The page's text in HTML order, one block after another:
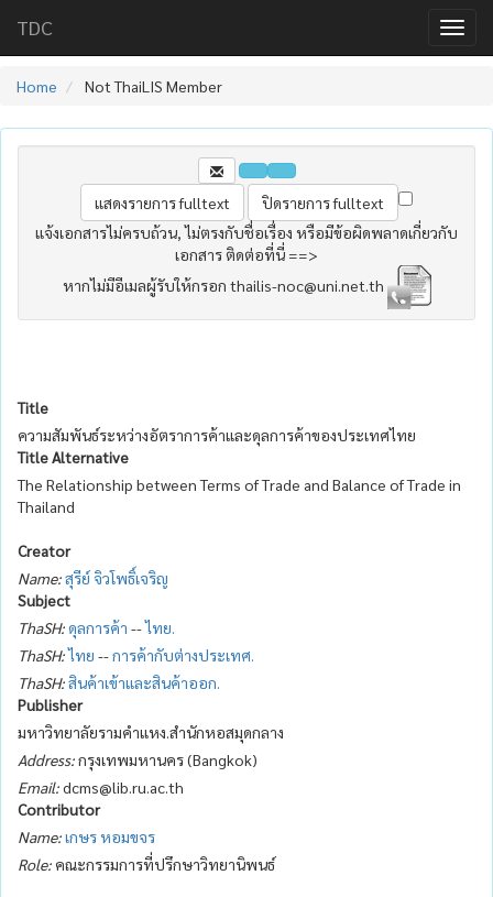
TDC
Home Not ThaiLIS Member
แจ้งเอกสารไม่ครบถ้วน, ไม่ตรงกับชื่อเรื่อง หรือมีข้อผิดพลาดเกี่ยวกับ
เอกสาร ติดต่อที่นี่ ==>
หากไม่มีอีเมลผู้รับให้กรอก thailis-noc@uni.net.th
Title
ความสัมพันธ์ระหว่างอัตราการค้าและดุลการค้าของประเทศไทย
Title Alternative
The Relationship between Terms of Trade and Balance of Trade in
Thailand
Creator
Name:สุรีย์ จิวโพธิ์เจริญ
Subject
ThaSH:ดุลการค้า --ไทย.
ThaSH:ไทย --การค้ากับต่างประเทศ.
ThaSH:สินค้าเข้าและสินค้าออก.
Publisher
มหาวิทยาลัยรามคำแหง.สำนักหอสมุดกลาง
Address:กรุงเทพมหานคร (Bangkok)
Email:dcms@lib.ru.ac.th
Contributor
Name:เกษร หอมขจร
Role: คณะกรรมการที่ปรึกษาวิทยานิพนธ์